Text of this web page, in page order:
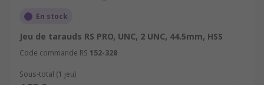
En stock
Jeu de tarauds RS PRO, UNC, 2 UNC, 44.5mm, HSS
Code commande RS 152-328
Sous-total (1 jeu)